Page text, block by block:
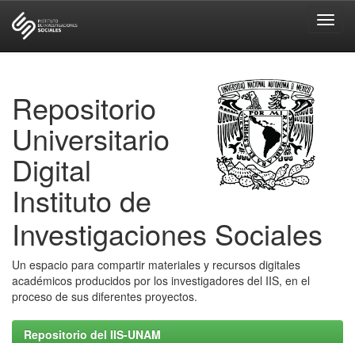
Repositorio
Universitario
Digital
Instituto de
Investigaciones Sociales
Un espacio para compartir materiales y recursos digitales
académicos producidos por los investigadores del IIS, en el
proceso de sus diferentes proyectos.
Repositorio del IIS-UNAM